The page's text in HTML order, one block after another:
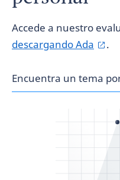
Accede a nuestro
descargando Ada
.